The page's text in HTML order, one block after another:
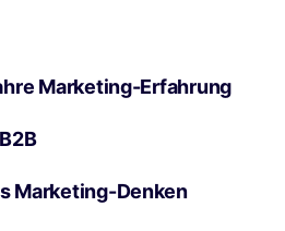
Marketing-Erfahrung
Marketing-Denken